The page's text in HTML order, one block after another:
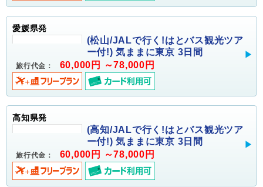
愛媛県発
(松山/JALで行く!はとバス観光ツア
ー付!) 気ままに東京 3日間
旅行代金： 60,000円 ～78,000円
高知県発
(高知/JALで行く!はとバス観光ツア
ー付!) 気ままに東京 3日間
旅行代金： 60,000円 ～78,000円